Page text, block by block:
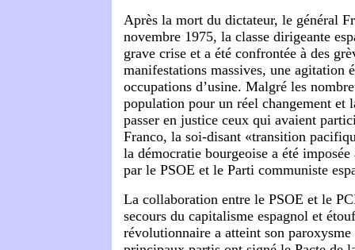
Après la mort du dictateur, le général
novembre 1975, la classe dirigeante
grave crise et a été confrontée à des
manifestations massives, une agitation
occupations d’usine. Malgré les
population pour un réel changement et
passer en justice ceux qui avaient
Franco, la soi-disant «transition
la démocratie bourgeoise a été
par le PSOE et le Parti communiste
La collaboration entre le PSOE et le
secours du capitalisme espagnol et
révolutionnaire a atteint son paroxysme